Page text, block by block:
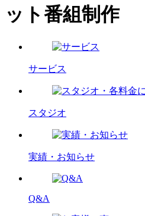
ット番組制作
サービス
スタジオ
実績・お知らせ
Q&A